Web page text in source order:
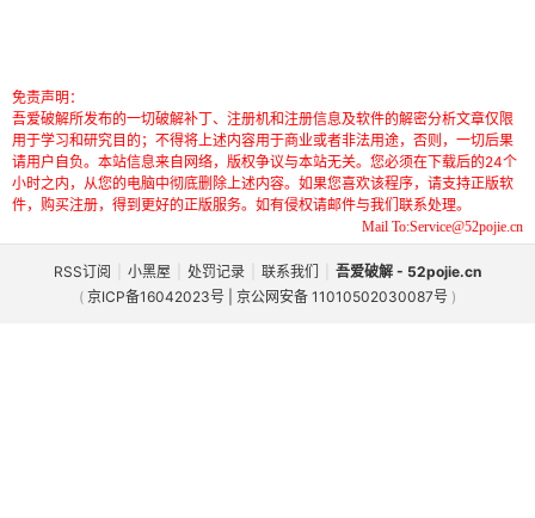
免责声明：
吾爱破解所发布的一切破解补丁、注册机和注册信息及软件的解密分析文章仅限
用于学习和研究目的；不得将上述内容用于商业或者非法用途，否则，一切后果
请用户自负。本站信息来自网络，版权争议与本站无关。您必须在下载后的24个
小时之内，从您的电脑中彻底删除上述内容。如果您喜欢该程序，请支持正版软
件，购买注册，得到更好的正版服务。如有侵权请邮件与我们联系处理。
Mail To:Service@52pojie.cn
RSS订阅 小黑屋 处罚记录 联系我们
吾爱破解 - 52pojie.cn
( 京ICP备16042023号 | 京公网安备 11010502030087号 )